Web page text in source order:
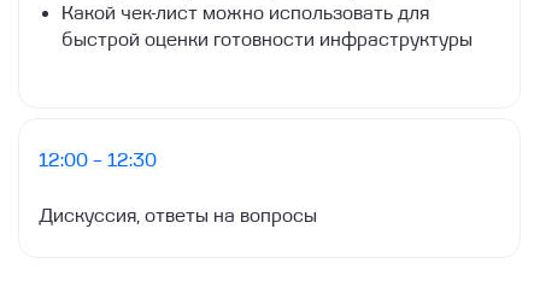
Какой чек-лист можно использовать для
быстрой оценки готовности инфраструктуры
12:00 – 12:30
Дискуссия, ответы на вопросы